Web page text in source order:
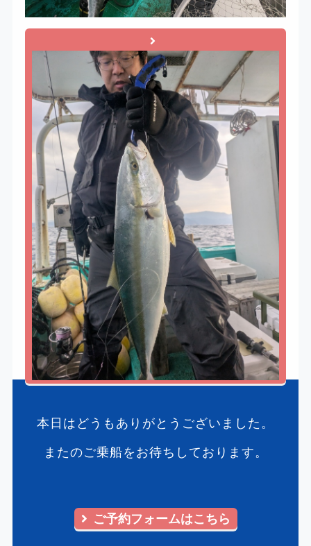
本日はどうもありがとうございました。
またのご乗船をお待ちしております。
ご予約フォームはこちら